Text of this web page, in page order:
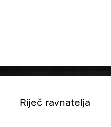
Riječ ravnatelja